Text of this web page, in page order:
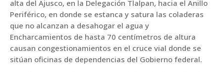
alta del Ajusco, en la Delegación Tlalpan, hacia el Anillo
Periférico, en donde se estanca y satura las coladeras
que no alcanzan a desahogar el agua y
Encharcamientos de hasta 70 centímetros de altura
causan congestionamientos en el cruce vial donde se
sitúan oficinas de dependencias del Gobierno federal.